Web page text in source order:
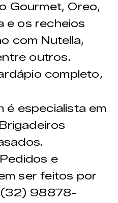
Gourmet, Oreo,
e os recheios
com Nutella,
outros.
completo,
é especialista em
Pedidos e
ser feitos por
(32) 98878-